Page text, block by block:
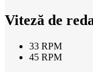
Viteză de
33 RPM
45 RPM